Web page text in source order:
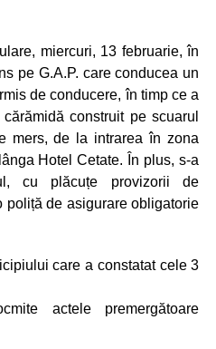
miercuri, 13 februarie, în
pe G.A.P. care conducea un
de conducere, în timp ce a
construit pe scuarul
mers, de la intrarea în zona
Hotel Cetate. În plus, s-a
cu plăcuțe provizorii de
poliță de asigurare obligatorie
care a constatat cele 3
actele premergătoare